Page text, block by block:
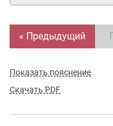
« Предыдущий
Показать пояснение
Скачать PDF